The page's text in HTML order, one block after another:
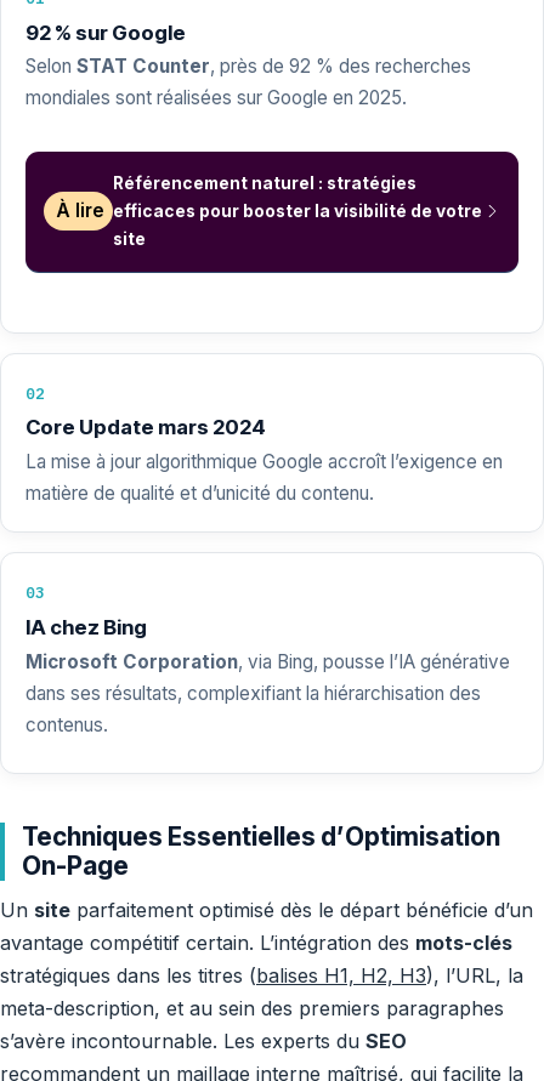
92 % sur Google
Selon STAT Counter, près de 92 % des recherches
mondiales sont réalisées sur Google en 2025.
À lire
Référencement naturel : stratégies
efficaces pour booster la visibilité de votre
site
02
Core Update mars 2024
La mise à jour algorithmique Google accroît l’exigence en
matière de qualité et d’unicité du contenu.
03
IA chez Bing
Microsoft Corporation, via Bing, pousse l’IA générative
dans ses résultats, complexifiant la hiérarchisation des
contenus.
Techniques Essentielles d’Optimisation
On-Page
Un site parfaitement optimisé dès le départ bénéficie d’un
avantage compétitif certain. L’intégration des mots-clés
stratégiques dans les titres (balises H1, H2, H3), l’URL, la
meta-description, et au sein des premiers paragraphes
s’avère incontournable. Les experts du SEO
recommandent un maillage interne maîtrisé, qui facilite la